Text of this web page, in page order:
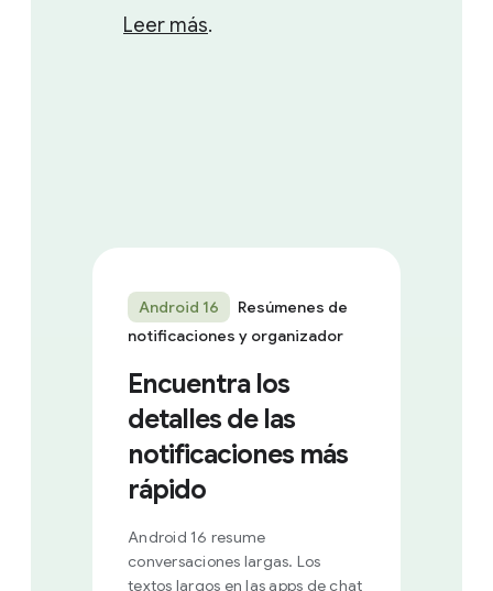
Leer más.
Android 16
Resúmenes de
notificaciones y organizador
Encuentra los
detalles de las
notificaciones más
rápido
Android 16 resume
conversaciones largas. Los
textos largos en las apps de chat